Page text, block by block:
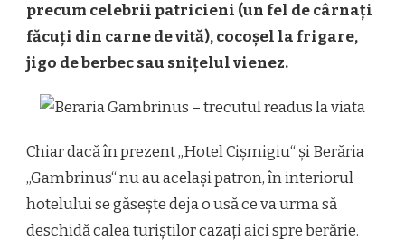
precum celebrii patricieni (un fel de cârnați
făcuți din carne de vită), cocoșel la frigare,
jigo de berbec sau snițelul vienez.
Chiar dacă în prezent „Hotel Cișmigiu“ și Berăria
„Gambrinus“ nu au același patron, în interiorul
hotelului se găsește deja o usă ce va urma să
deschidă calea turiștilor cazați aici spre berărie.